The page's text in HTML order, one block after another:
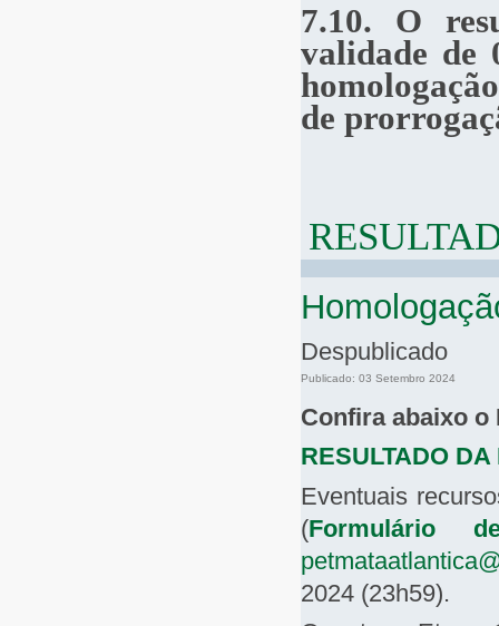
7.10. O
validade de
de
Despublicado
Publicado: 03 Setembro 2024
Confira abaixo o
RESULTADO
Eventuais
(Formulário
2024 (23h59).